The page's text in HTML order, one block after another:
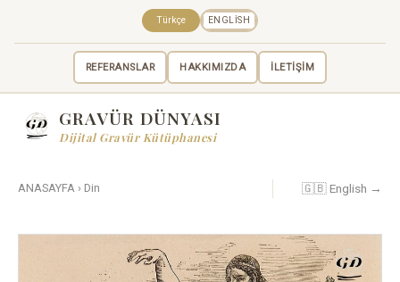
REFERANSLAR HAKKIMIZDA İLETİŞİM
Türkçe ENGLISH
GRAVÜR DÜNYASI
Dijital Gravür Kütüphanesi
ANASAYFA › Din 🇬🇧 English →